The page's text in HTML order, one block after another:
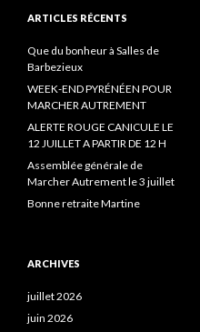
ARTICLES RÉCENTS
Que du bonheur à Salles de
Barbezieux
WEEK-END PYRÉNÉEN POUR
MARCHER AUTREMENT
ALERTE ROUGE CANICULE LE
12 JUILLET A PARTIR DE 12 H
Assemblée générale de
Marcher Autrement le 3 juillet
Bonne retraite Martine
ARCHIVES
juillet 2026
juin 2026